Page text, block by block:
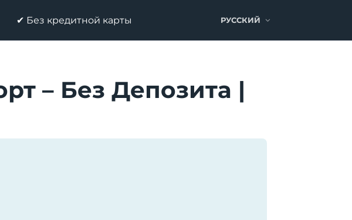
✔ Без кредитной карты РУССКИЙ
– Без Депозита |